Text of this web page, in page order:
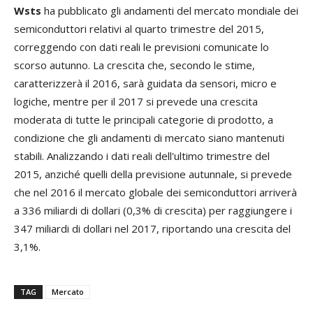
Wsts ha pubblicato gli andamenti del mercato mondiale dei
semiconduttori relativi al quarto trimestre del 2015,
correggendo con dati reali le previsioni comunicate lo
scorso autunno. La crescita che, secondo le stime,
caratterizzerà il 2016, sarà guidata da sensori, micro e
logiche, mentre per il 2017 si prevede una crescita
moderata di tutte le principali categorie di prodotto, a
condizione che gli andamenti di mercato siano mantenuti
stabili. Analizzando i dati reali dell'ultimo trimestre del
2015, anziché quelli della previsione autunnale, si prevede
che nel 2016 il mercato globale dei semiconduttori arriverà
a 336 miliardi di dollari (0,3% di crescita) per raggiungere i
347 miliardi di dollari nel 2017, riportando una crescita del
3,1%.
TAG Mercato